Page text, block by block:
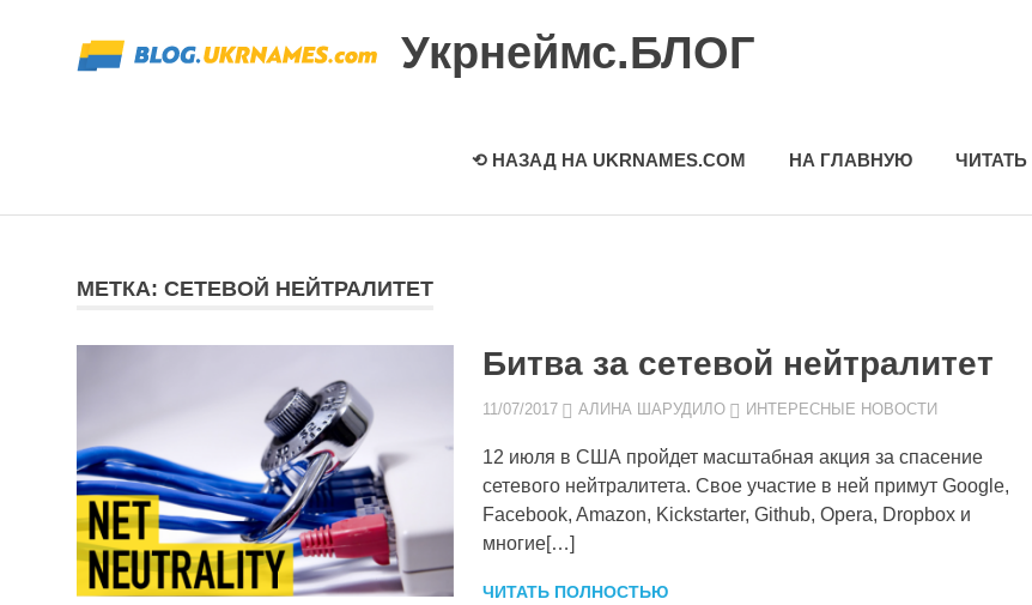
содержимому
Укрнеймс.БЛОГ
⟲ НАЗАД НА UKRNAMES.COM НА ГЛАВНУЮ
МЕТКА: СЕТЕВОЙ НЕЙТРАЛИТЕТ
Битва за сетевой нейтралитет
11/07/2017 АЛИНА ШАРУДИЛО ИНТЕРЕСНЫЕ НОВОСТИ
12 июля в США пройдет масштабная акция за спасение
сетевого нейтралитета. Свое участие в ней примут Google,
Facebook, Amazon, Kickstarter, Github, Opera, Dropbox и
многие[…]
ЧИТАТЬ ПОЛНОСТЬЮ